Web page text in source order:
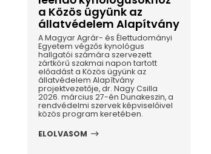
a Közös ügyünk az
állatvédelem Alapítvány
A Magyar Agrár- és Élettudományi
Egyetem végzős kynológus
hallgatói számára szervezett
zártkörű szakmai napon tartott
előadást a Közös ügyünk az
állatvédelem Alapítvány
projektvezetője, dr. Nagy Csilla
2026. március 27-én Dunakeszin, a
rendvédelmi szervek képviselőivel
közös program keretében.
ELOLVASOM